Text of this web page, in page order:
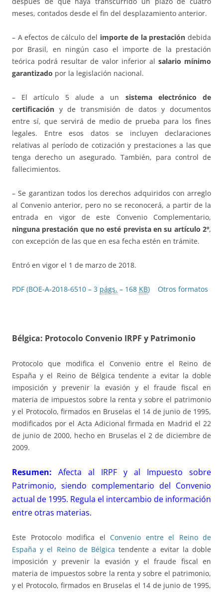
meses, contados desde el fin del desplazamiento anterior.
– A efectos de cálculo del importe de la prestación debida
por Brasil, en ningún caso el importe de la prestación
teórica podrá resultar de valor inferior al salario mínimo
garantizado por la legislación nacional.
– El artículo 5 alude a un sistema electrónico de
certificación y de transmisión de datos y documentos
entre sí, que servirá de medio de prueba para los fines
legales. Entre esos datos se incluyen declaraciones
relativas al período de cotización y prestaciones a las que
tenga derecho un asegurado. También, para control de
fallecimientos.
– Se garantizan todos los derechos adquiridos con arreglo
al Convenio anterior, pero no se reconocerá, a partir de la
entrada en vigor de este Convenio Complementario,
ninguna prestación que no esté prevista en su artículo 2º,
con excepción de las que en esa fecha estén en trámite.
Entró en vigor el 1 de marzo de 2018.
PDF (BOE-A-2018-6510 – 3 págs. – 168 KB) Otros formatos
Bélgica: Protocolo Convenio IRPF y Patrimonio
Protocolo que modifica el Convenio entre el Reino de
España y el Reino de Bélgica tendente a evitar la doble
imposición y prevenir la evasión y el fraude fiscal en
materia de impuestos sobre la renta y sobre el patrimonio
y el Protocolo, firmados en Bruselas el 14 de junio de 1995,
modificados por el Acta Adicional firmada en Madrid el 22
de junio de 2000, hecho en Bruselas el 2 de diciembre de
2009.
Resumen: Afecta al IRPF y al Impuesto sobre
Patrimonio, siendo complementario del Convenio
actual de 1995. Regula el intercambio de información
entre otras materias.
Este Protocolo modifica el Convenio entre el Reino de
España y el Reino de Bélgica tendente a evitar la doble
imposición y prevenir la evasión y el fraude fiscal en
materia de impuestos sobre la renta y sobre el patrimonio,
y el Protocolo, firmados en Bruselas el 14 de junio de 1995,